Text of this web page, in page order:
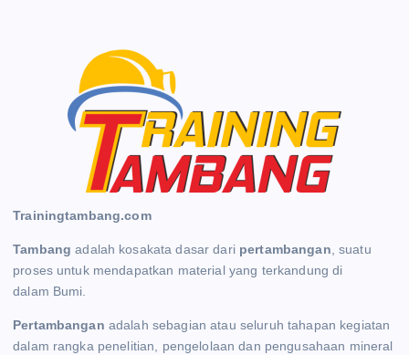
Trainingtambang.com
Tambang adalah kosakata dasar dari pertambangan , suatu
proses untuk mendapatkan material yang terkandung di
dalam Bumi.
Pertambangan adalah sebagian atau seluruh tahapan kegiatan
dalam rangka penelitian, pengelolaan dan pengusahaan mineral